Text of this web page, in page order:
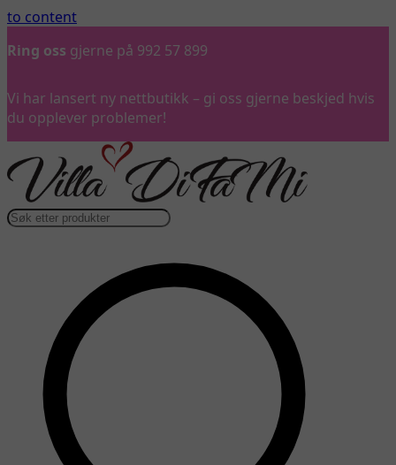
to content
Gratis fraktover 3 000 kr*
Vi har lansert ny nettbutikk – gi oss gjerne beskjed hvis
du opplever problemer!